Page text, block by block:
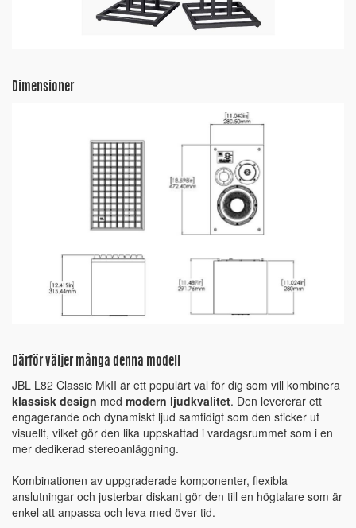
Dimensioner
Därför väljer många denna modell
JBL L82 Classic MkII är ett populärt val för dig som vill kombinera
klassisk design med modern ljudkvalitet. Den levererar ett
engagerande och dynamiskt ljud samtidigt som den sticker ut
visuellt, vilket gör den lika uppskattad i vardagsrummet som i en
mer dedikerad stereoanläggning.
Kombinationen av uppgraderade komponenter, flexibla
anslutningar och justerbar diskant gör den till en högtalare som är
enkel att anpassa och leva med över tid.